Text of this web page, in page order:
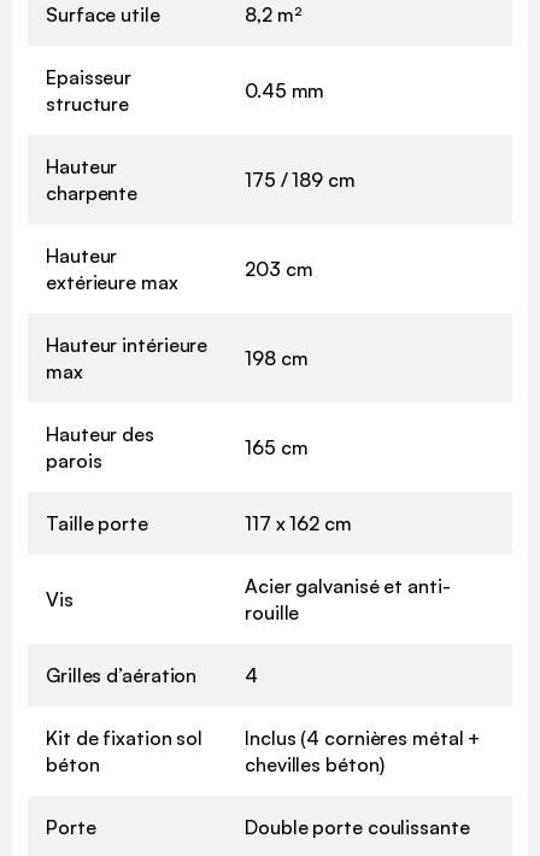
Surface utile 8,2 m²
Epaisseur
structure
0.45 mm
Hauteur
charpente
175 / 189 cm
Hauteur
extérieure max
203 cm
Hauteur intérieure
max
198 cm
Hauteur des
parois
165 cm
Taille porte 117 x 162 cm
Vis
Acier galvanisé et anti-
rouille
Grilles d’aération 4
Kit de fixation sol
béton
Inclus (4 cornières métal +
chevilles béton)
Porte Double porte coulissante